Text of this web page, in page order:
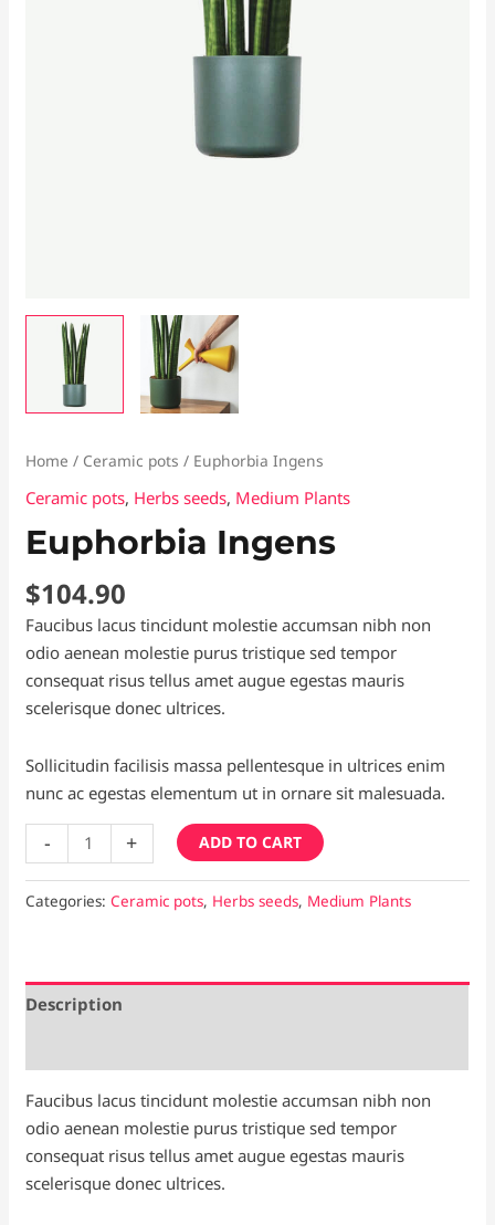
Home / Ceramic pots / Euphorbia Ingens
Ceramic pots, Herbs seeds, Medium Plants
Euphorbia Ingens
$104.90
Faucibus lacus tincidunt molestie accumsan nibh non
odio aenean molestie purus tristique sed tempor
consequat risus tellus amet augue egestas mauris
scelerisque donec ultrices.
Sollicitudin facilisis massa pellentesque in ultrices enim
nunc ac egestas elementum ut in ornare sit malesuada.
-
Euphorbia
Ingens
quantity
+ ADD TO CART
Categories:Ceramic pots, Herbs seeds, Medium Plants
Description
Faucibus lacus tincidunt molestie accumsan nibh non
odio aenean molestie purus tristique sed tempor
consequat risus tellus amet augue egestas mauris
scelerisque donec ultrices.